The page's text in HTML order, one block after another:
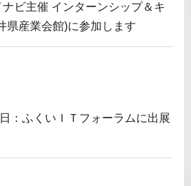
ビ主催 インターンシップ＆キ
県産業会館)に参加します
：ふくいＩＴフォーラムに出展